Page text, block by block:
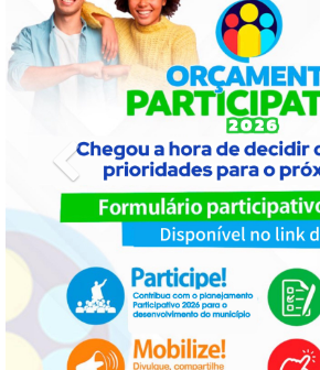
Previous